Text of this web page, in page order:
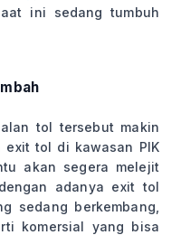
ini sedang tumbuh
tol tersebut makin
tol di kawasan PIK
akan segera melejit
adanya exit tol
sedang berkembang,
komersial yang bisa